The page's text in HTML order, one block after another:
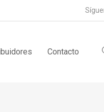
Contacto